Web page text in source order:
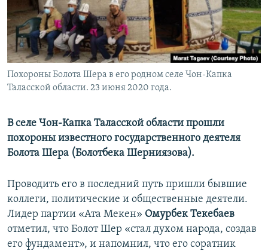
Похороны Болота Шера в его родном селе Чон-Капка
Таласской области. 23 июня 2020 года.
В селе Чон-Капка Таласской области прошли
похороны известного государственного деятеля
Болота Шера (Болотбека Шерниязова).
Проводить его в последний путь пришли бывшие
коллеги, политические и общественные деятели.
Лидер партии «Ата Мекен» Омурбек Текебаев
отметил, что Болот Шер «стал духом народа, создав
его фундамент», и напомнил, что его соратник